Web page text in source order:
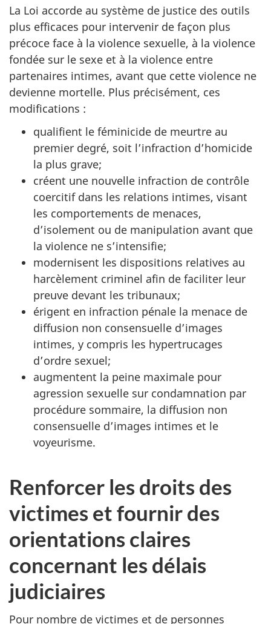
La Loi accorde au système de justice des outils
plus efficaces pour intervenir de façon plus
précoce face à la violence sexuelle, à la violence
fondée sur le sexe et à la violence entre
partenaires intimes, avant que cette violence ne
devienne mortelle. Plus précisément, ces
modifications :
qualifient le féminicide de meurtre au
premier degré, soit l’infraction d’homicide
la plus grave;
créent une nouvelle infraction de contrôle
coercitif dans les relations intimes, visant
les comportements de menaces,
d’isolement ou de manipulation avant que
la violence ne s’intensifie;
modernisent les dispositions relatives au
harcèlement criminel afin de faciliter leur
preuve devant les tribunaux;
érigent en infraction pénale la menace de
diffusion non consensuelle d’images
intimes, y compris les hypertrucages
d’ordre sexuel;
augmentent la peine maximale pour
agression sexuelle sur condamnation par
procédure sommaire, la diffusion non
consensuelle d’images intimes et le
voyeurisme.
Renforcer les droits des
victimes et fournir des
orientations claires
concernant les délais
judiciaires
Pour nombre de victimes et de personnes